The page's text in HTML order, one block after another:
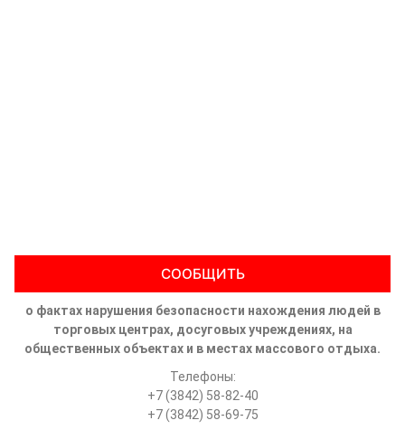
СООБЩИТЬ
о фактах нарушения безопасности нахождения людей в
торговых центрах, досуговых учреждениях, на
общественных объектах и в местах массового отдыха.
Телефоны:
+7 (3842) 58-82-40
+7 (3842) 58-69-75